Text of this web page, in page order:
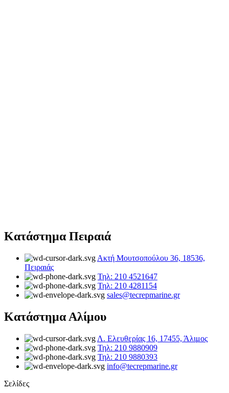
Κατάστημα Πειραιά
Ακτή Μουτσοπούλου 36, 18536,
Πειραιάς
Τηλ: 210 4521647
Τηλ: 210 4281154
sales@tecrepmarine.gr
Κατάστημα Αλίμου
Λ. Ελευθερίας 16, 17455, Άλιμος
Τηλ: 210 9880909
Τηλ: 210 9880393
info@tecrepmarine.gr
Σελίδες